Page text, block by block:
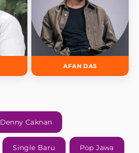
AFAN DA5
Denny Caknan
Single Baru Pop Jawa